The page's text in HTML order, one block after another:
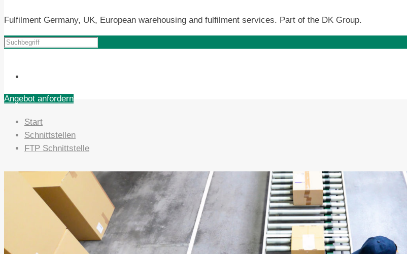
Fulfilment Germany, UK, European warehousing and fulfilment services. Part of the DK Group.
Angebot anfordern
Start
Schnittstellen
FTP Schnittstelle